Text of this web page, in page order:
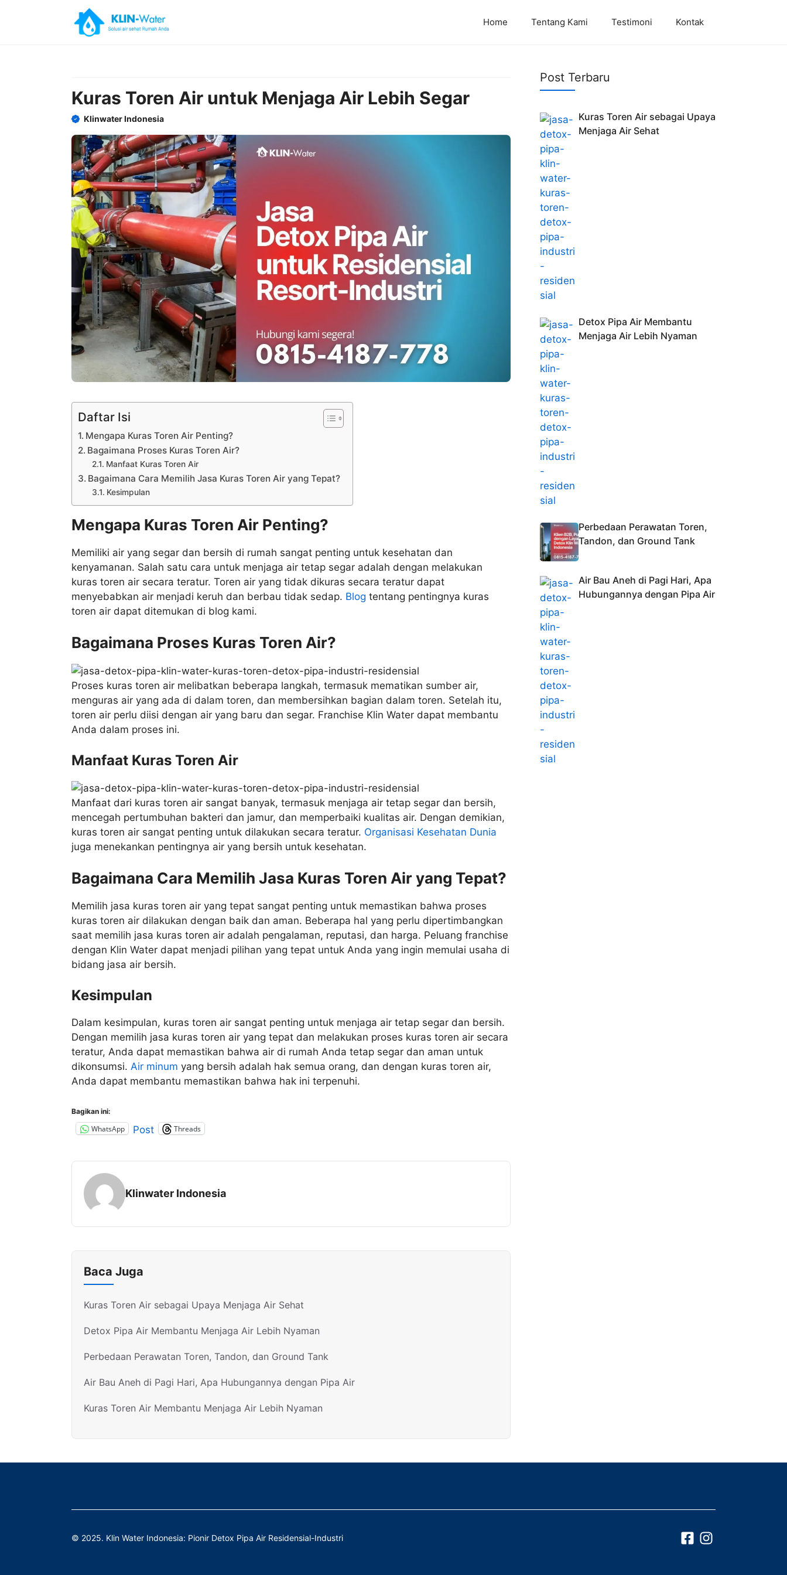
Home Tentang Kami Testimoni Kontak
Kuras Toren Air untuk Menjaga Air Lebih Segar
Klinwater Indonesia
Daftar Isi
Mengapa Kuras Toren Air Penting?
Bagaimana Proses Kuras Toren Air?
Manfaat Kuras Toren Air
Bagaimana Cara Memilih Jasa Kuras Toren Air yang Tepat?
Kesimpulan
Mengapa Kuras Toren Air Penting?
Memiliki air yang segar dan bersih di rumah sangat penting untuk kesehatan dan
kenyamanan. Salah satu cara untuk menjaga air tetap segar adalah dengan melakukan
kuras toren air secara teratur. Toren air yang tidak dikuras secara teratur dapat
menyebabkan air menjadi keruh dan berbau tidak sedap. Blog tentang pentingnya kuras
toren air dapat ditemukan di blog kami.
Bagaimana Proses Kuras Toren Air?
Proses kuras toren air melibatkan beberapa langkah, termasuk mematikan sumber air,
menguras air yang ada di dalam toren, dan membersihkan bagian dalam toren. Setelah itu,
toren air perlu diisi dengan air yang baru dan segar. Franchise Klin Water dapat membantu
Anda dalam proses ini.
Manfaat Kuras Toren Air
Manfaat dari kuras toren air sangat banyak, termasuk menjaga air tetap segar dan bersih,
mencegah pertumbuhan bakteri dan jamur, dan memperbaiki kualitas air. Dengan demikian,
kuras toren air sangat penting untuk dilakukan secara teratur. Organisasi Kesehatan Dunia
juga menekankan pentingnya air yang bersih untuk kesehatan.
Bagaimana Cara Memilih Jasa Kuras Toren Air yang Tepat?
Memilih jasa kuras toren air yang tepat sangat penting untuk memastikan bahwa proses
kuras toren air dilakukan dengan baik dan aman. Beberapa hal yang perlu dipertimbangkan
saat memilih jasa kuras toren air adalah pengalaman, reputasi, dan harga. Peluang franchise
dengan Klin Water dapat menjadi pilihan yang tepat untuk Anda yang ingin memulai usaha di
bidang jasa air bersih.
Kesimpulan
Dalam kesimpulan, kuras toren air sangat penting untuk menjaga air tetap segar dan bersih.
Dengan memilih jasa kuras toren air yang tepat dan melakukan proses kuras toren air secara
teratur, Anda dapat memastikan bahwa air di rumah Anda tetap segar dan aman untuk
dikonsumsi. Air minum yang bersih adalah hak semua orang, dan dengan kuras toren air,
Anda dapat membantu memastikan bahwa hak ini terpenuhi.
Bagikan ini:
WhatsApp Post Threads
Klinwater Indonesia
Baca Juga
Kuras Toren Air sebagai Upaya Menjaga Air Sehat
Detox Pipa Air Membantu Menjaga Air Lebih Nyaman
Perbedaan Perawatan Toren, Tandon, dan Ground Tank
Air Bau Aneh di Pagi Hari, Apa Hubungannya dengan Pipa Air
Kuras Toren Air Membantu Menjaga Air Lebih Nyaman
Post Terbaru
Kuras Toren Air sebagai Upaya
Menjaga Air Sehat
Detox Pipa Air Membantu
Menjaga Air Lebih Nyaman
Perbedaan Perawatan Toren,
Tandon, dan Ground Tank
Air Bau Aneh di Pagi Hari, Apa
Hubungannya dengan Pipa Air
© 2025. Klin Water Indonesia: Pionir Detox Pipa Air Residensial-Industri